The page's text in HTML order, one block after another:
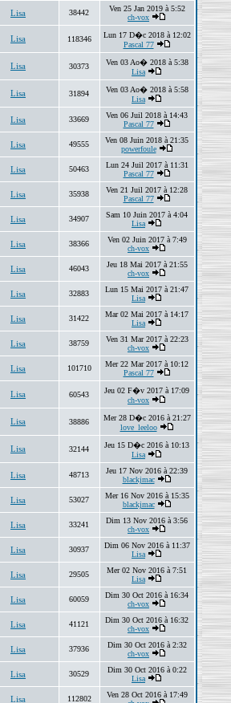
Lisa 38442
Ven 25 Jan 2019 à 5:52
ch-vox
Lisa 118346
Lun 17 D�c 2018 à 12:02
Pascal 77
Lisa 30373
Ven 03 Ao� 2018 à 5:38
Lisa
Lisa 31894
Ven 03 Ao� 2018 à 5:58
Lisa
Lisa 33669
Ven 06 Juil 2018 à 14:43
Pascal 77
Lisa 49555
Ven 08 Juin 2018 à 21:35
powerfoule
Lisa 50463
Lun 24 Juil 2017 à 11:31
Pascal 77
Lisa 35938
Ven 21 Juil 2017 à 12:28
Pascal 77
Lisa 34907
Sam 10 Juin 2017 à 4:04
Lisa
Lisa 38366
Ven 02 Juin 2017 à 7:49
ch-vox
Lisa 46043
Jeu 18 Mai 2017 à 21:55
ch-vox
Lisa 32883
Lun 15 Mai 2017 à 21:47
Lisa
Lisa 31422
Mar 02 Mai 2017 à 14:17
Lisa
Lisa 38759
Ven 31 Mar 2017 à 22:23
ch-vox
Lisa 101710
Mer 22 Mar 2017 à 10:12
Pascal 77
Lisa 60543
Jeu 02 F�v 2017 à 17:09
ch-vox
Lisa 38886
Mer 28 D�c 2016 à 21:27
love_leeloo
Lisa 32144
Jeu 15 D�c 2016 à 10:13
Lisa
Lisa 48713
Jeu 17 Nov 2016 à 22:39
blackjmac
Lisa 53027
Mer 16 Nov 2016 à 15:35
blackjmac
Lisa 33241
Dim 13 Nov 2016 à 3:56
ch-vox
Lisa 30937
Dim 06 Nov 2016 à 11:37
Lisa
Lisa 29505
Mer 02 Nov 2016 à 7:51
Lisa
Lisa 60059
Dim 30 Oct 2016 à 16:34
ch-vox
Lisa 41121
Dim 30 Oct 2016 à 16:32
ch-vox
Lisa 37936
Dim 30 Oct 2016 à 2:32
ch-vox
Lisa 30529
Dim 30 Oct 2016 à 0:22
Lisa
Lisa 112802
Ven 28 Oct 2016 à 17:49